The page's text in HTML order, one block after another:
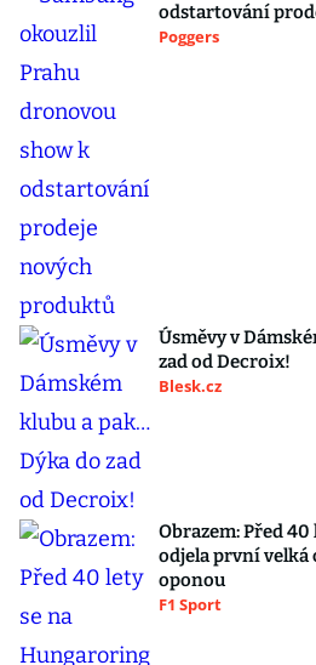
odstartování
Poggers
Úsměvy v
zad od Decroix!
Blesk.cz
Obrazem: Před
odjela první velká
oponou
F1 Sport